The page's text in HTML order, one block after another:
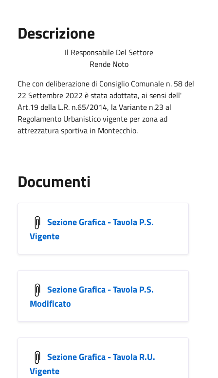
Descrizione
Il Responsabile Del Settore
Rende Noto
Che con deliberazione di Consiglio Comunale n. 58 del
22 Settembre 2022 è stata adottata, ai sensi dell'
Art.19 della L.R. n.65/2014, la Variante n.23 al
Regolamento Urbanistico vigente per zona ad
attrezzatura sportiva in Montecchio.
Documenti
Sezione Grafica - Tavola P.S.
Vigente
Sezione Grafica - Tavola P.S.
Modificato
Sezione Grafica - Tavola R.U.
Vigente